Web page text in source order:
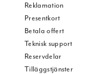
Reklamation
Presentkort
Betala offert
Teknisk support
Reservdelar
Tilläggstjänster